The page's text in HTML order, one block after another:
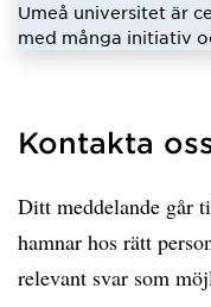
Umeå universitet är
med många initiativ
Kontakta
Ditt meddelande går
hamnar hos rätt
relevant svar som